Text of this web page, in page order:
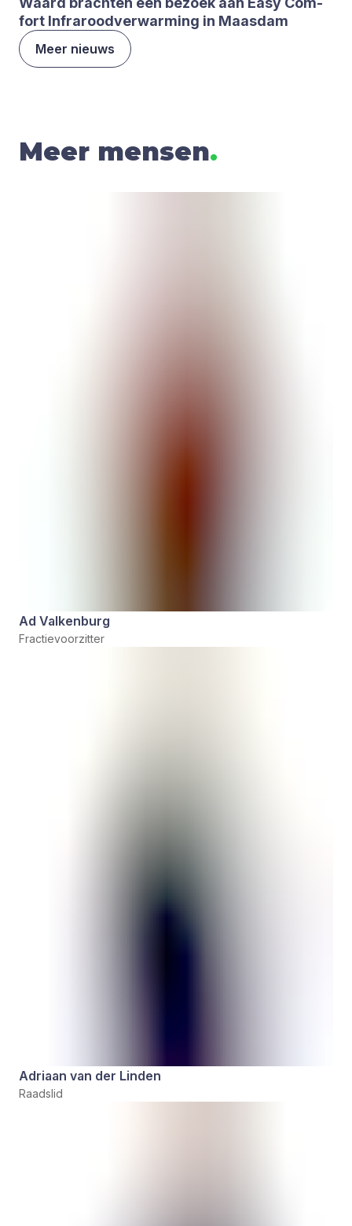
fort Infra­rood­ver­war­ming in Maas­dam
Meer nieuws
Meer mensen.
Ad Valkenburg
Fractievoorzitter
Adriaan van der Linden
Raadslid